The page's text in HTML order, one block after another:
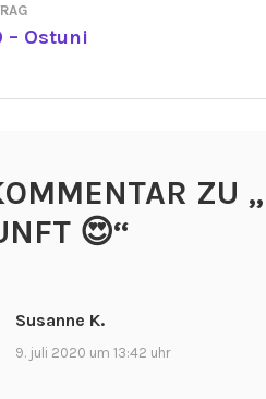
– Ostuni
ZU „
😍“
Susanne K.
9. juli 2020 um 13:42 uhr